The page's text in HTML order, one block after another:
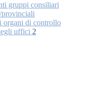
gruppi consiliari
organi di controllo
uffici 2